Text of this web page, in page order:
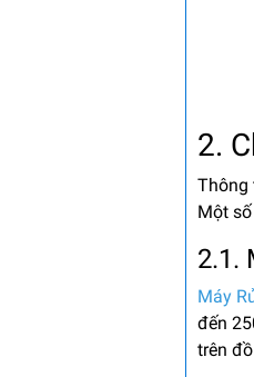
2.
Thông
Một
2.1.
Máy
đến
trên